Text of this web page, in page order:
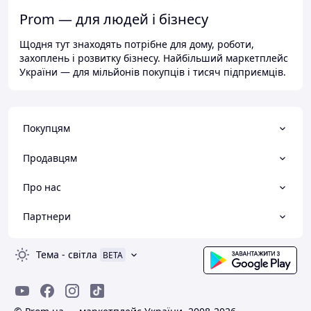
Prom — для людей і бізнесу
Щодня тут знаходять потрібне для дому, роботи,
захоплень і розвитку бізнесу. Найбільший маркетплейс
України — для мільйонів покупців і тисяч підприємців.
Покупцям
Продавцям
Про нас
Партнери
Тема - світла BETA